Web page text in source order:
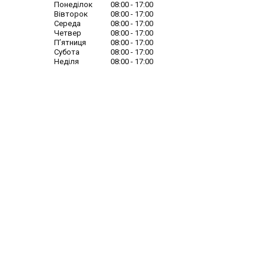
Понеділок 08:00
17:00
Вівторок
08:00
17:00
Середа
08:00
17:00
Четвер
08:00
17:00
Пʼятниця
08:00
17:00
Субота
08:00
17:00
Неділя
08:00 17:00